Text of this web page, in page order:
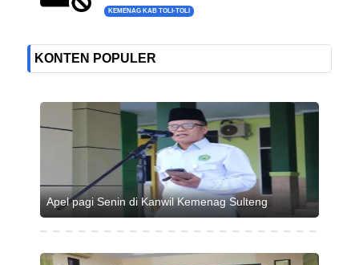
KEMENAG KAB TOLI-TOLI
KONTEN POPULER
Apel pagi Senin di Kanwil Kemenag Sulteng